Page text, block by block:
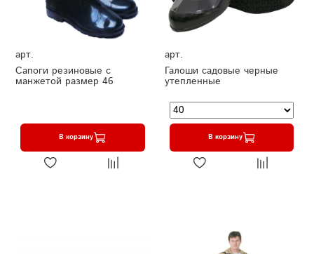
арт.
Сапоги резиновые с
манжетой размер 46
В корзину
арт.
Галоши садовые черные
утепленные
В корзину